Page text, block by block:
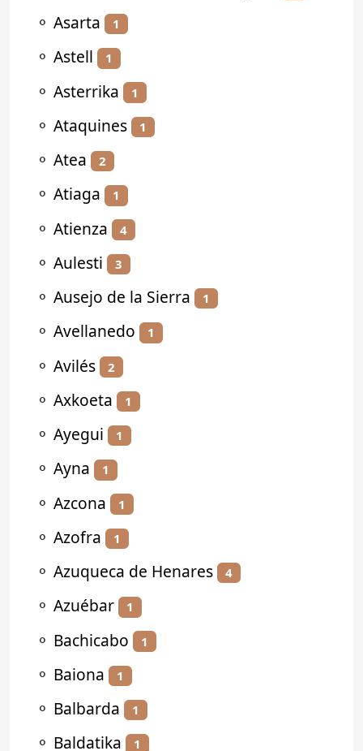
⚬ Asarta 1
⚬ Astell 1
⚬ Asterrika 1
⚬ Ataquines 1
⚬ Atea 2
⚬ Atiaga 1
⚬ Atienza 4
⚬ Aulesti 3
⚬ Ausejo de la Sierra 1
⚬ Avellanedo 1
⚬ Avilés 2
⚬ Axkoeta 1
⚬ Ayegui 1
⚬ Ayna 1
⚬ Azcona 1
⚬ Azofra 1
⚬ Azuqueca de Henares 4
⚬ Azuébar 1
⚬ Bachicabo 1
⚬ Baiona 1
⚬ Balbarda 1
⚬ Baldatika 1